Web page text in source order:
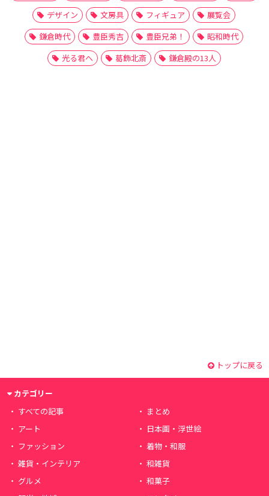
デザイン
文房具 フィギュア
展覧会
鎌倉時代
豊臣秀吉 豊臣兄弟！
昭和時代
光る君へ
葛飾北斎 鎌倉殿の13人
トップに戻る
カテゴリー
すべての記事
まとめ
アート
日本画・浮世絵
ファッション
着物・和服
雑貨・インテリア
和雑貨
グルメ
和菓子